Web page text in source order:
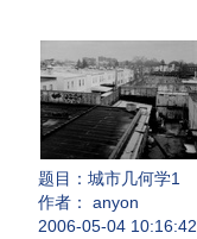
题目： 城市几何学1
作者： anyon
2006-05-04 10:16:42